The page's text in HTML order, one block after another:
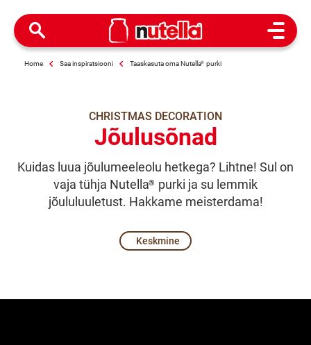
Open
Home Saa inspiratsiooni Taaskasuta oma Nutella® purki
CHRISTMAS DECORATION
Jõulusõnad
Kuidas luua jõulumeeleolu hetkega? Lihtne! Sul on
vaja tühja Nutella® purki ja su lemmik
jõululuuletust. Hakkame meisterdama!
Keskmine